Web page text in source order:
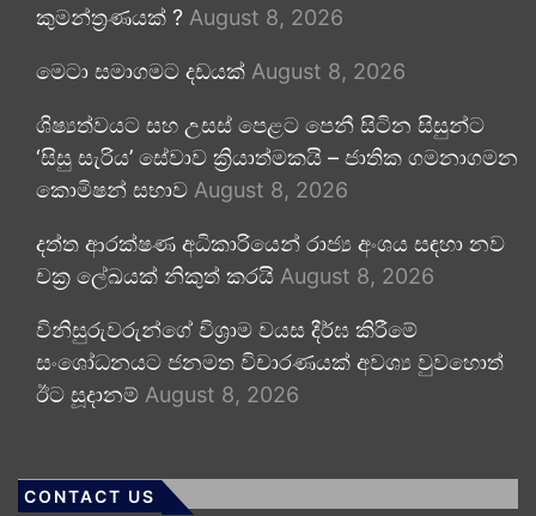
කුමන්ත්‍රණයක් ? August 8, 2026
මෙටා සමාගමට දඩයක් August 8, 2026
ශිෂ්‍යත්වයට සහ උසස් පෙළට පෙනී සිටින සිසුන්ට
‘සිසු සැරිය’ සේවාව ක්‍රියාත්මකයි – ජාතික ගමනාගමන
කොමිෂන් සභාව August 8, 2026
දත්ත ආරක්ෂණ අධිකාරියෙන් රාජ්‍ය අංශය සඳහා නව
චක්‍ර ලේඛයක් නිකුත් කරයි August 8, 2026
විනිසුරුවරුන්ගේ විශ්‍රාම වයස දීර්ඝ කිරීමේ
සංශෝධනයට ජනමත විචාරණයක් අවශ්‍ය වුවහොත්
ඊට සූදානම් August 8, 2026
CONTACT US